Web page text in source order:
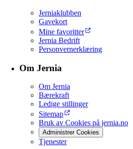
Jerniaklubben
Gavekort
Mine favoritter
Jernia Bedrift
Personvernerklæring
Om Jernia
Om Jernia
Bærekraft
Ledige stillinger
Sitemap
Bruk av Cookies på jernia.no
Administrer Cookies
Tjenester